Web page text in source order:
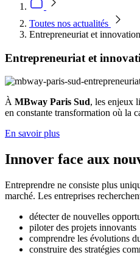
Toutes nos actualités
Entrepreneuriat et
Entrepreneuriat et
À MBway Paris Sud, les enjeux
en constante transformation où la
En savoir plus
Innover face aux
Entreprendre ne consiste plus
marché. Les entreprises
détecter de nouvelles
piloter des projets innovants
comprendre les évolutions
construire des stratégies